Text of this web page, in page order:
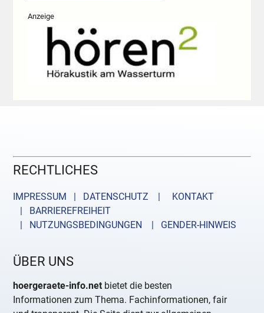
Anzeige
RECHTLICHES
IMPRESSUM | DATENSCHUTZ |
KONTAKT
| BARRIEREFREIHEIT
| NUTZUNGSBEDINGUNGEN
| GENDER-HINWEIS
ÜBER UNS
hoergeraete-info.net bietet die besten
Informationen zum Thema. Fachinformationen, fair